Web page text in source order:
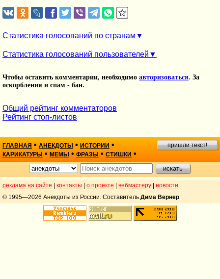
Статистика голосований по странам
Статистика голосований пользователей
Чтобы оставить комментарии, необходимо авторизоваться. За
оскорбления и спам - бан.
Общий рейтинг комментаторов
Рейтинг стоп-листов
ГЛАВНАЯ • АНЕКДОТЫ • ИСТОРИИ •
КАРИКАТУРЫ • МЕМЫ • ФРАЗЫ • СТИШКИ •
пришли текст!
реклама на сайте контакты о проекте вебмастеру
новости
© 1995—2026 Анекдоты из России. Составитель Дима Вернер